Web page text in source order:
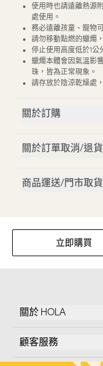
使用時也請遠離熱源
處使用。
務必遠離孩童、寵物
請勿移動點燃的蠟燭
停止使用高度低於1公
蠟燭本體會因氣溫影
珠，皆為正常現象。
請存放於陰涼乾燥處
關於訂購
關於訂單取消/退貨
商品運送/門市取
立即購買
關於 HOLA
顧客服務